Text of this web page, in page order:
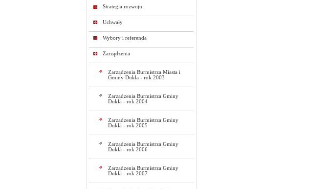
Strategia rozwoju
Uchwały
Wybory i referenda
Zarządzenia
Zarządzenia Burmistrza Miasta i
Gminy Dukla - rok 2003
Zarządzenia Burmistrza Gminy
Dukla - rok 2004
Zarządzenia Burmistrza Gminy
Dukla - rok 2005
Zarządzenia Burmistrza Gminy
Dukla - rok 2006
Zarządzenia Burmistrza Gminy
Dukla - rok 2007